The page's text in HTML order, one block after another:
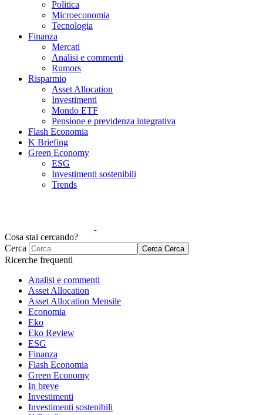
Politica
Microeconomia
Tecnologia
Finanza
Mercati
Analisi e commenti
Rumors
Risparmio
Asset Allocation
Investimenti
Mondo ETF
Pensione e previdenza integrativa
Flash Economia
K Briefing
Green Economy
ESG
Investimenti sostenibili
Trends
Cosa stai cercando?
Cerca
Cerca Cerca
Ricerche frequenti
Analisi e commenti
Asset Allocation
Asset Allocation Mensile
Economia
Eko
Eko Review
ESG
Finanza
Flash Economia
Green Economy
In breve
Investimenti
Investimenti sostenibili